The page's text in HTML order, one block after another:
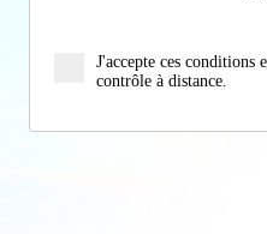
J'accepte ces conditions
contrôle à distance.